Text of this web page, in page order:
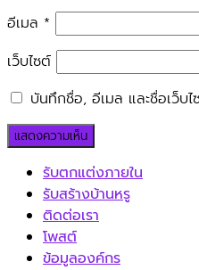
อีเมล *
เว็บไซต์
บันทึกชื่อ, อีเมล และชื่อเว็บ
รับตกแต่งภายใน
รับสร้างบ้านหรู
ติดต่อเรา
โพสต์
ข้อมูลองค์กร